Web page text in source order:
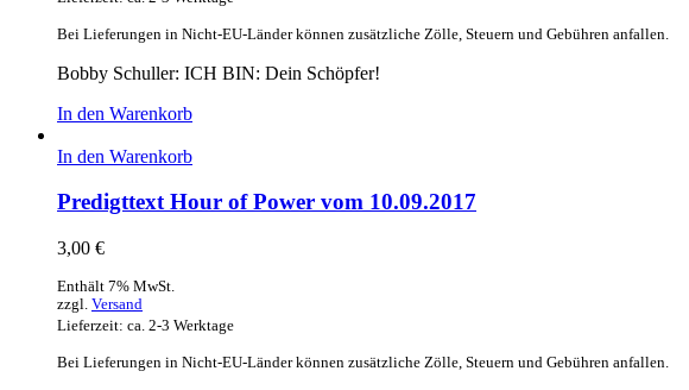
Bei Lieferungen in Nicht-EU-Länder können zusätzliche Zölle, Steuern und Gebühren anfallen.
Bobby Schuller: ICH BIN: Dein Schöpfer!
In den Warenkorb
In den Warenkorb
Predigttext Hour of Power vom 10.09.2017
3,00 €
Enthält 7% MwSt.
zzgl. Versand
Lieferzeit: ca. 2-3 Werktage
Bei Lieferungen in Nicht-EU-Länder können zusätzliche Zölle, Steuern und Gebühren anfallen.